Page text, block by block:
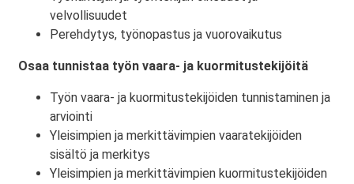
velvollisuudet
Perehdytys, työnopastus ja vuorovaikutus
Osaa tunnistaa työn vaara- ja kuormitustekijöitä
Työn vaara- ja kuormitustekijöiden tunnistaminen ja
arviointi
Yleisimpien ja merkittävimpien vaaratekijöiden
sisältö ja merkitys
Yleisimpien ja merkittävimpien kuormitustekijöiden